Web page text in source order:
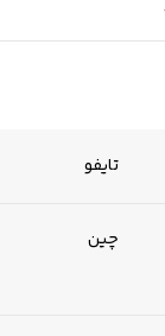
تایفو
چین